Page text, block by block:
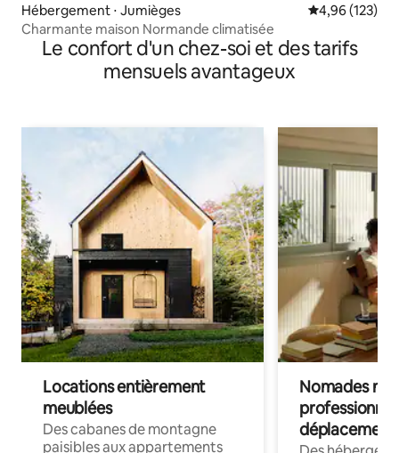
Hébergement ⋅ Jumièges Évaluation
4,96 (123)
Charmante maison Normande climatisée
Le confort d'un chez-soi et des tarifs
mensuels avantageux
Locations entièrement
meublées
Des cabanes de montagne
paisibles aux appartements
Nomades
déplacement